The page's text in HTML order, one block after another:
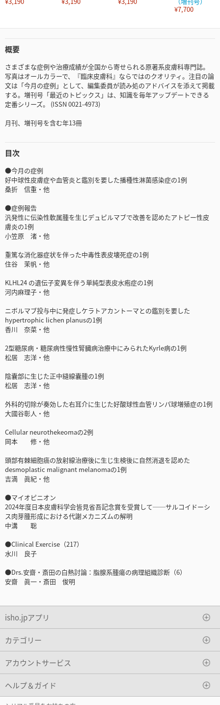
¥7,700
概要
さまざまな症例や治療成績が全国から寄せられる原著系皮膚科専門誌。
写真はオールカラーで、『臨床皮膚科』ならではのクオリティ。注目の論
文は「今月の症例」として、編集委員が読み処のアドバイスを添えて掲載
する。増刊号「最近のトピックス」は、知識を毎年アップデートできる
定番シリーズ。 (ISSN 0021-4973)
月刊、増刊号を含む年13冊
目次
●今月の症例
好中球性皮膚症や血管炎と鑑別を要した播種性淋菌感染症の1例
桑折 信重・他
●症例報告
汎発性に伝染性軟属腫を生じデュピルマブで改善を認めたアトピー性皮
膚炎の1例
小笠原 渚・他
重篤な消化器症状を伴った中毒性表皮壊死症の1例
住谷 茉帆・他
KLHL24 の遺伝子変異を伴う単純型表皮水疱症の1例
河内麻理子・他
ニボルマブ投与中に発症しケラトアカントーマとの鑑別を要した
hypertrophic lichen planusの1例
香川 奈菜・他
2型糖尿病・糖尿病性慢性腎臓病治療中にみられたKyrle病の1例
松居 志洋・他
陰囊部に生じた正中縫線囊腫の1例
松居 志洋・他
外科的切除が奏効した右耳介に生じた好酸球性血管リンパ球増殖症の1例
大國谷彰人・他
Cellular neurothekeomaの2例
岡本 修・他
頭部有棘細胞癌の放射線治療後に生じ生検後に自然消退を認めた
desmoplastic malignant melanomaの1例
吉満 眞紀・他
●マイオピニオン
2024年度日本皮膚科学会皆見省吾記念賞を受賞して──サルコイドーシ
ス肉芽腫形成における代謝メカニズムの解明
中溝 聡
●Clinical Exercise（217）
水川 良子
●Drs.安齋・斎田の白熱討論：脂腺系腫瘍の病理組織診断（6）
安齋 眞一・斎田 俊明
isho.jpアプリ
カテゴリー
アカウントサービス
ヘルプ＆ガイド